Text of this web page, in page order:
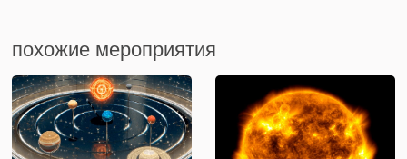
похожие мероприятия